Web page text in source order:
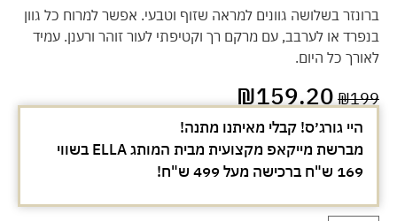
ברונזר בשלושה גוונים למראה שזוף וטבעי. אפשר למרוח כל גוון
בנפרד או לערבב, עם מרקם רך וקטיפתי לעור זוהר ורענן. עמיד
לאורך כל היום.
₪199
₪159.20
היי גורג׳ס! קבלי מאיתנו מתנה!
מברשת מייקאפ מקצועית מבית המותג ELLA בשווי
169 ש"ח ברכישה מעל 499 ש"ח!